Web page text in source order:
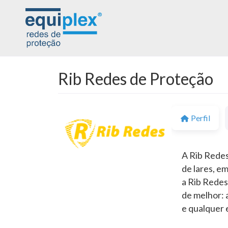
Rib Redes de Proteção
Perfil
A Rib
de lares,
a Rib
de melhor:
e qualquer